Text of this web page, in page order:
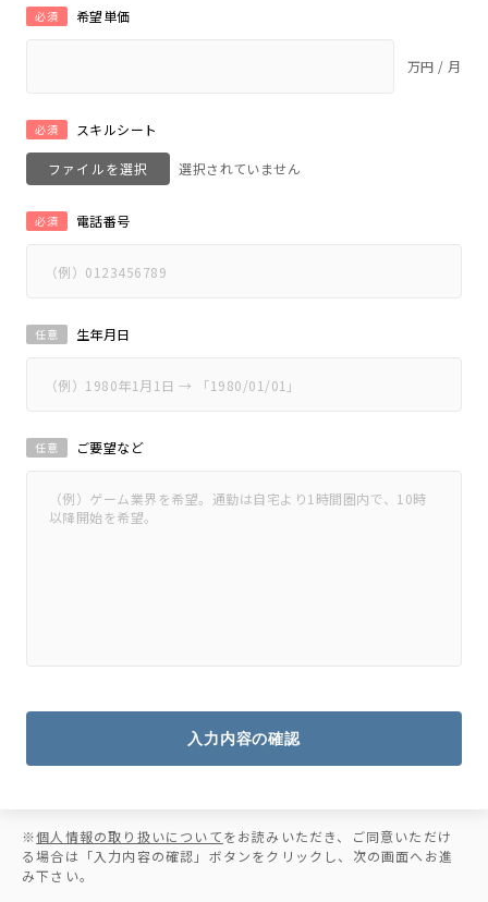
希望単価
必須
万円 / 月
スキルシート
必須
ファイルを選択
電話番号
必須
生年月日
任意
ご要望など
任意
入力内容の確認
※個人情報の取り扱いについてをお読みいただき、ご同意いただけ
る場合は「入力内容の確認」ボタンをクリックし、次の画面へお進
み下さい。